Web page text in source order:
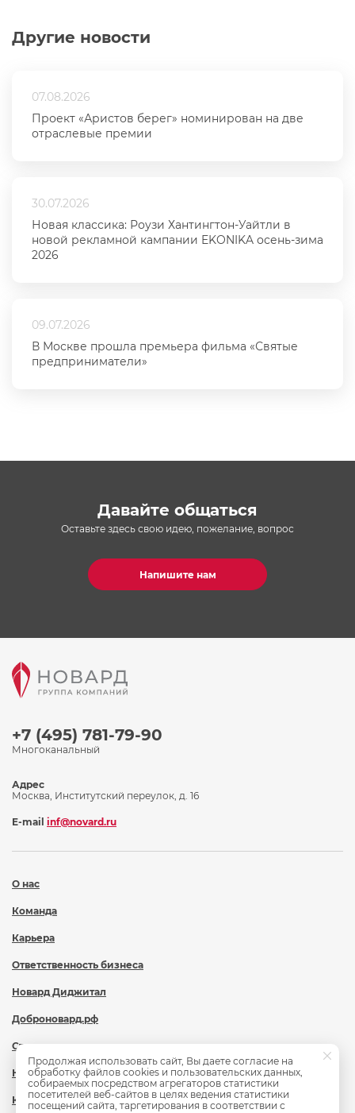
Другие новости
07.08.2026
Проект «Аристов берег» номинирован на две
отраслевые премии
30.07.2026
Новая классика: Роузи Хантингтон-Уайтли в
новой рекламной кампании EKONIKA осень-зима
2026
09.07.2026
В Москве прошла премьера фильма «Святые
предприниматели»
Давайте общаться
Оставьте здесь свою идею, пожелание, вопрос
Напишите нам
+7 (495) 781-79-90
Многоканальный
О нас
Команда
Карьера
Ответственность бизнеса
Новард Диджитал
Доброновард.рф
Статьи
Новости
Контакты
Адрес
Москва, Институтский переулок, д. 16
E-mail inf@novard.ru
Продолжая использовать сайт, Вы даете согласие на
обработку файлов cookies и пользовательских данных,
собираемых посредством агрегаторов статистики
посетителей веб-сайтов в целях ведения статистики
посещений сайта, таргетирования в соответствии с